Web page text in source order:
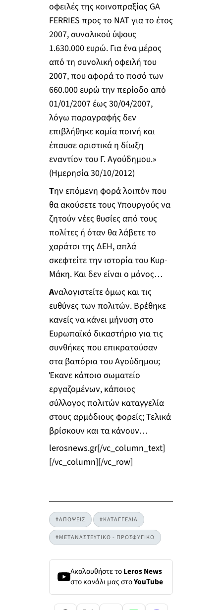
οφειλές της κοινοπραξίας GA
FERRIES προς το ΝΑΤ για το έτος
2007, συνολικού ύψους
1.630.000 ευρώ. Για ένα μέρος
από τη συνολική οφειλή του
2007, που αφορά το ποσό των
660.000 ευρώ την περίοδο από
01/01/2007 έως 30/04/2007,
λόγω παραγραφής δεν
επιβλήθηκε καμία ποινή και
έπαυσε οριστικά η δίωξη
εναντίον του Γ. Αγούδημου.»
(Ημερησία 30/10/2012)
Την επόμενη φορά λοιπόν που
θα ακούσετε τους Υπουργούς να
ζητούν νέες θυσίες από τους
πολίτες ή όταν θα λάβετε το
χαράτσι της ΔΕΗ, απλά
σκεφτείτε την ιστορία του Κυρ-
Μάκη. Και δεν είναι ο μόνος…
Αναλογιστείτε όμως και τις
ευθύνες των πολιτών. Βρέθηκε
κανείς να κάνει μήνυση στο
Ευρωπαϊκό δικαστήριο για τις
συνθήκες που επικρατούσαν
στα βαπόρια του Αγούδημου;
Έκανε κάποιο σωματείο
εργαζομένων, κάποιος
σύλλογος πολιτών καταγγελία
στους αρμόδιους φορείς; Τελικά
βρίσκουν και τα κάνουν…
lerosnews.gr[/vc_column_text]
[/vc_column][/vc_row]
#ΑΠΟΨΕΙΣ #ΚΑΤΑΓΓΕΛΙΑ
#ΜΕΤΑΝΑΣΤΕΥΤΙΚΟ - ΠΡΟΣΦΥΓΙΚΟ
Ακολουθήστε τοLeros News
στο κανάλι μας στοYouTube